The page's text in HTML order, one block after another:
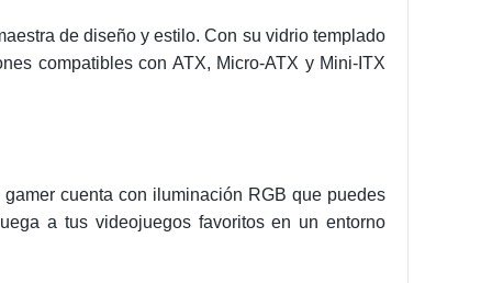
de diseño y estilo. Con su vidrio templado
compatibles con ATX, Micro-ATX y Mini-ITX
cuenta con iluminación RGB que puedes
a tus videojuegos favoritos en un entorno